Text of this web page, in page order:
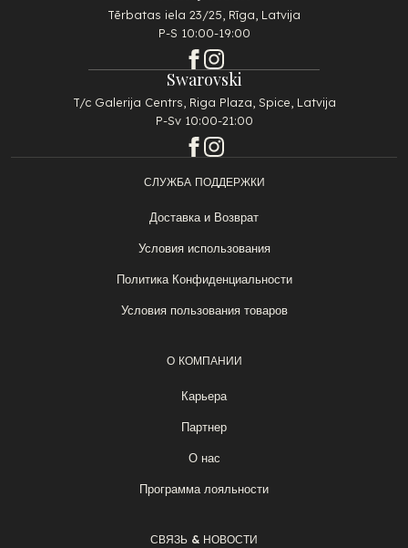
Tērbatas iela 23/25, Rīga, Latvija
P-S 10:00-19:00
Swarovski
T/c Galerija Centrs, Riga Plaza, Spice, Latvija
P-Sv 10:00-21:00
СЛУЖБА ПОДДЕРЖКИ
Доставка и Возврат
Условия использования
Политика Конфиденциальности
Условия пользования товаров
О КОМПАНИИ
Карьера
Партнер
О нас
Программа лояльности
СВЯЗЬ & НОВОСТИ